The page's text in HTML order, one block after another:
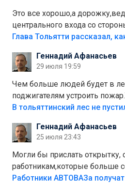
Это все хорошо,а
центрального входа со
аттракционам слабо
лежала в парке и
украли.
Геннадий Афанасьев
29 июля 19:59
Чем больше людей будет в
поджигателям устроить
костры,тех надо безбожно
Штрафы мизерные.
Геннадий Афанасьев
25 июля 23:43
Могли бы прислать открытку,
работникам,которые больше
на предприятии.
Работники АВТОВАЗа